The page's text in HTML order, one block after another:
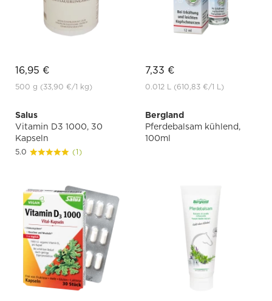
16,95 €
500 g (33,90 €/1 kg)
7,33 €
0.012 L (610,83 €/1 L)
Salus
Vitamin D3 1000, 30
Kapseln
5.0 (1)
Bergland
Pferdebalsam kühlend,
100ml